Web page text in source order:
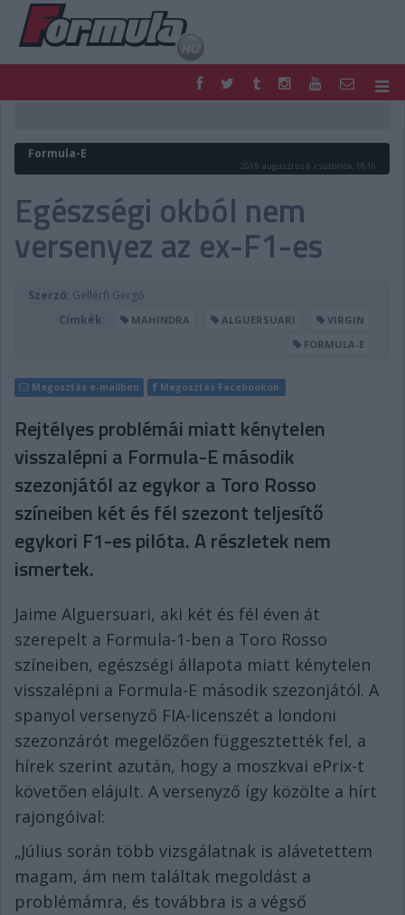
FORMULA
MOTOR
HAZAI
PODCAST
SHOP
TIPPJÁTÉK
DIGITÁLIS MAGAZIN
PONTÁLLÁSOK
Formula-E
2015. augusztus 6. csütörtök, 18:16
Egészségi okból nem
versenyez az ex-F1-es
Szerző: Gellérfi Gergő
Címkék:
MAHINDRA ALGUERSUARI
VIRGIN
FORMULA-E
Megosztás e-mailben Megosztás Facebookon
Rejtélyes problémái miatt kénytelen
visszalépni a Formula-E második
szezonjától az egykor a Toro Rosso
színeiben két és fél szezont teljesítő
egykori F1-es pilóta. A részletek nem
ismertek.
Jaime Alguersuari, aki két és fél éven át
szerepelt a Formula-1-ben a Toro Rosso
színeiben, egészségi állapota miatt kénytelen
visszalépni a Formula-E második szezonjától. A
spanyol versenyző FIA-licenszét a londoni
szezonzárót megelőzően függesztették fel, a
hírek szerint azután, hogy a moszkvai ePrix-t
követően elájult. A versenyző így közölte a hírt
rajongóival:
„Július során több vizsgálatnak is alávetettem
magam, ám nem találtak megoldást a
problémámra, és továbbra is a végső